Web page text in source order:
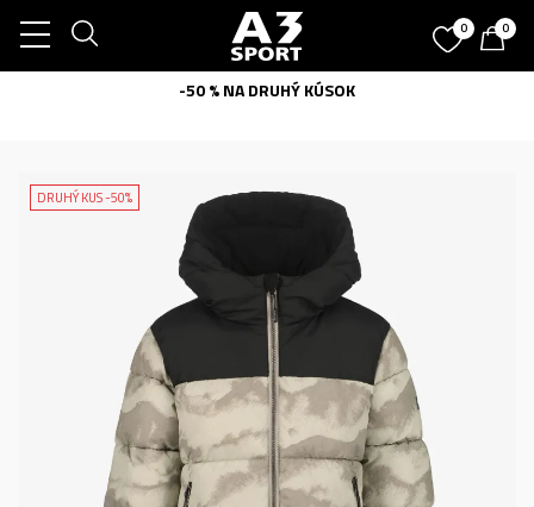
0 0
-50 % NA DRUHÝ KÚSOK
DRUHÝ KUS -50%